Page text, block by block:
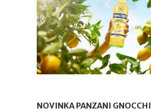
NOVINKA PANZANI GNOCCHI